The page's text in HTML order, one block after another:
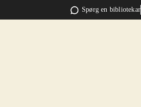
Spørg en bibliotekar